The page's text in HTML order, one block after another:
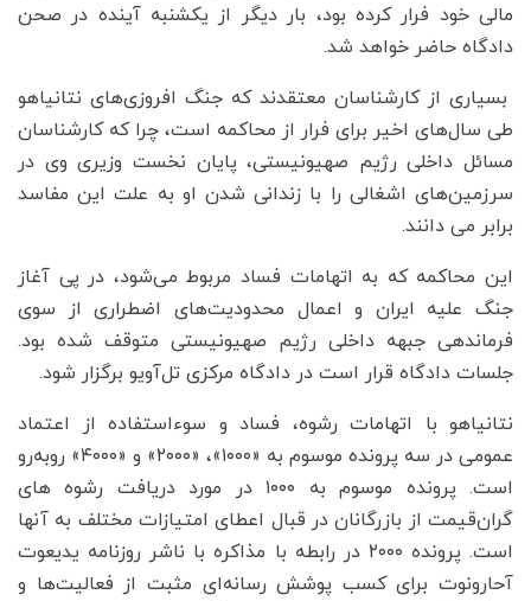
مالی خود فرار کرده بود، بار دیگر از یکشنبه آینده در صحن
دادگاه حاضر خواهد شد.
بسیاری از کارشناسان معتقدند که جنگ افروزی‌های نتانیاهو
طی سال‌های اخیر برای فرار از محاکمه است، چرا که کارشناسان
مسائل داخلی رژیم صهیونیستی، پایان نخست وزیری وی در
سرزمین‌های اشغالی را با زندانی شدن او به علت این مفاسد
برابر می دانند.
این محاکمه که به اتهامات فساد مربوط می‌شود، در پی آغاز
جنگ علیه ایران و اعمال محدودیت‌های اضطراری از سوی
فرماندهی جبهه داخلی رژیم صهیونیستی متوقف شده بود.
جلسات دادگاه قرار است در دادگاه مرکزی تل‌آویو برگزار شود.
نتانیاهو با اتهامات رشوه، فساد و سوءاستفاده از اعتماد
عمومی در سه پرونده موسوم به «۱۰۰۰»، «۲۰۰۰» و «۴۰۰۰» روبه‌رو
است. پرونده موسوم به ۱۰۰۰ در مورد دریافت رشوه های
گران‌قیمت از بازرگانان در قبال اعطای امتیازات مختلف به آنها
است. پرونده ۲۰۰۰ در رابطه با مذاکره با ناشر روزنامه یدیعوت
آحارونوت برای کسب پوشش رسانه‌ای مثبت از فعالیت‌ها و